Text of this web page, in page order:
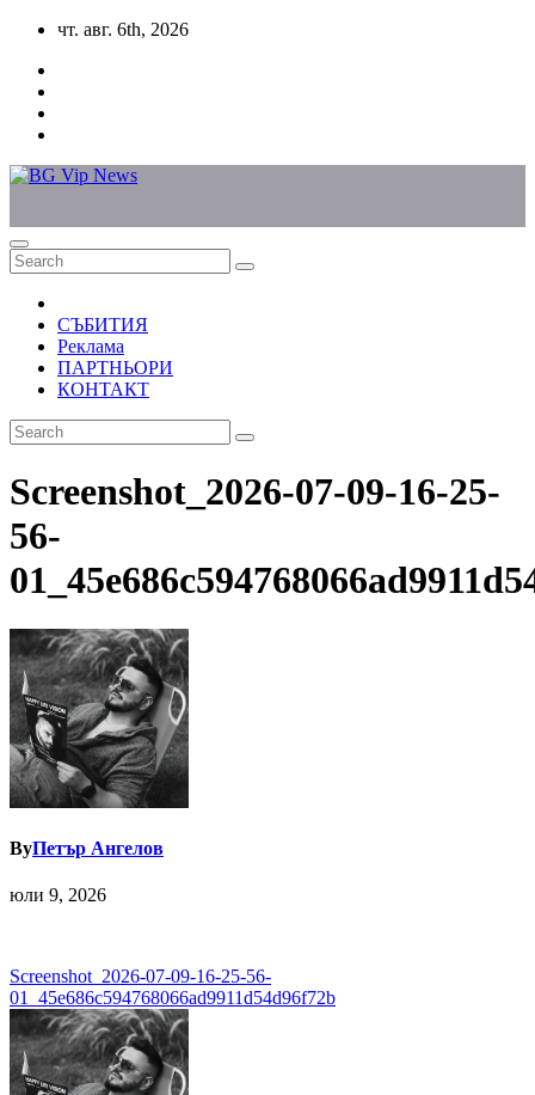
Skip
content
чт. авг. 6th, 2026
СЪБИТИЯ
Реклама
ПАРТНЬОРИ
КОНТАКТ
Screenshot_2026-07-09-16-25-
56-
ByПетър Ангелов
юли 9, 2026
Навигация
Screenshot_2026-07-09-16-25-56-
01_45e686c594768066ad9911d54d96f72b